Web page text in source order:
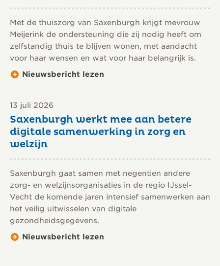
Met de thuiszorg van Saxenburgh krijgt mevrouw
Meijerink de ondersteuning die zij nodig heeft om
zelfstandig thuis te blijven wonen, met aandacht
voor haar wensen en wat voor haar belangrijk is.
Nieuwsbericht lezen
13 juli 2026
Saxenburgh werkt mee aan betere
digitale samenwerking in zorg en
welzijn
Saxenburgh gaat samen met negentien andere
zorg- en welzijnsorganisaties in de regio IJssel-
Vecht de komende jaren intensief samenwerken aan
het veilig uitwisselen van digitale
gezondheidsgegevens.
Nieuwsbericht lezen